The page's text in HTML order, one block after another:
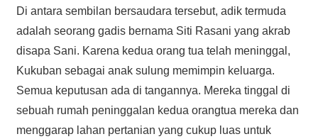
Di antara sembilan bersaudara tersebut, adik termuda
adalah seorang gadis bernama Siti Rasani yang akrab
disapa Sani. Karena kedua orang tua telah meninggal,
Kukuban sebagai anak sulung memimpin keluarga.
Semua keputusan ada di tangannya. Mereka tinggal di
sebuah rumah peninggalan kedua orangtua mereka dan
menggarap lahan pertanian yang cukup luas untuk